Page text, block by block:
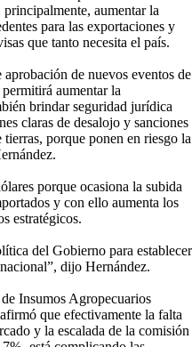
aumentar la
para las exportaciones y
que tanto necesita el país.
de nuevos eventos de
aumentar la
brindar seguridad jurídica
claras de desalojo y sanciones
porque ponen en riesgo la
porque ocasiona la subida
y con ello aumenta los
estratégicos.
del Gobierno para establecer
dijo Hernández.
Insumos Agropecuarios
que efectivamente la falta
y la escalada de la comisión